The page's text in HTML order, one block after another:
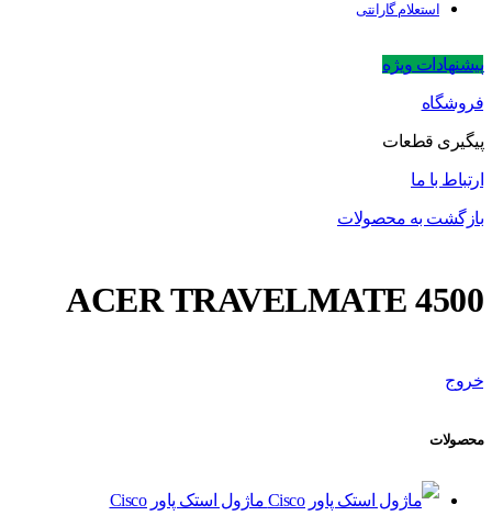
استعلام گارانتی
پیشنهادات ویژه
فروشگاه
پیگیری قطعات
ارتباط با ما
بازگشت به محصولات
ACER TRAVELMATE 4500
خروج
محصولات
ماژول استک پاور Cisco